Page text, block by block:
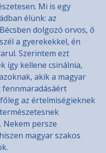
Mi is egy
élünk: az
dolgozó orvos, ő
a gyerekekkel, én
Szerintem ezt
így kellene csinálnia,
akik a magyar
az értelmiségieknek
persze
magyar szakos